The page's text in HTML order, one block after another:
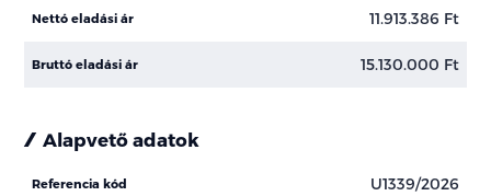
Nettó eladási ár 11.913.386 Ft
Bruttó eladási ár 15.130.000 Ft
Alapvető adatok
Referencia kód U1339/2026